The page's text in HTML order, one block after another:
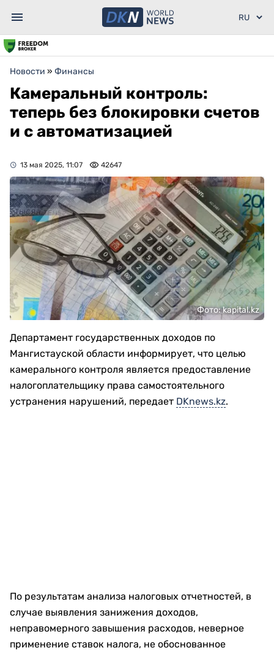
Новости » Финансы
Камеральный контроль:
теперь без блокировки счетов
и с автоматизацией
13 мая 2025, 11:07 42647
Фото: kapital.kz
Департамент государственных доходов по
Мангистауской области информирует, что целью
камерального контроля является предоставление
налогоплательщику права самостоятельного
устранения нарушений, передает DKnews.kz.
По результатам анализа налоговых отчетностей, в
случае выявления занижения доходов,
неправомерного завышения расходов, неверное
применение ставок налога, не обоснованное